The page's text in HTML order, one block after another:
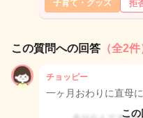
子育て・グッズ 拒
この質問への回答 （全2件
チョッピー
一ヶ月おわりに直母
こ